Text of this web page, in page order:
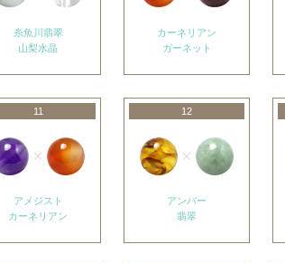
糸魚川翡翠
山梨水晶
カーネリアン
ガーネット
11
アメジスト
カーネリアン
12
アンバー
翡翠